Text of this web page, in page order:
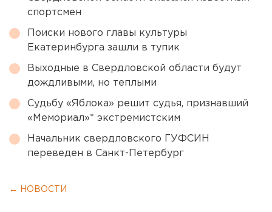
спортсмен
Поиски нового главы культуры
Екатеринбурга зашли в тупик
Выходные в Свердловской области будут
дождливыми, но теплыми
Судьбу «Яблока» решит судья, признавший
«Мемориал»* экстремистским
Начальник свердловского ГУФСИН
переведен в Санкт-Петербург
← НОВОСТИ